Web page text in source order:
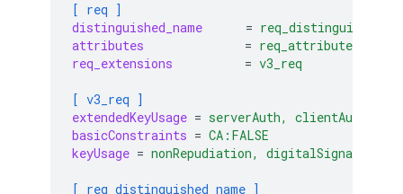
[ req ]
distinguished_name
=
attributes
= req_attributes
req_extensions
= v3_req
[ v3_req ]
extendedKeyUsage = serverAuth, clientAuth,
basicConstraints = CA:FALSE
keyUsage = nonRepudiation, digitalSignature,
[ req_distinguished_name ]